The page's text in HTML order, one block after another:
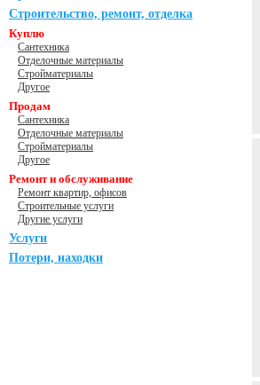
Строительство, ремонт, отделка
Куплю
Сантехника
Отделочные материалы
Стройматериалы
Другое
Продам
Сантехника
Отделочные материалы
Стройматериалы
Другое
Ремонт и обслуживание
Ремонт квартир, офисов
Строительные услуги
Другие услуги
Услуги
Потери, находки